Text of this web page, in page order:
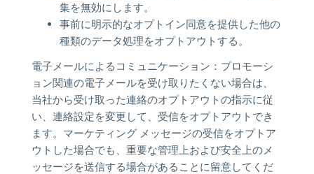
集を無効にします。
事前に明示的なオプトイン同意を提供した他の
種類のデータ処理をオプトアウトする。
電子メールによるコミュニケーション：プロモーシ
ョン関連の電子メールを受け取りたくない場合は、
当社から受け取った連絡のオプトアウトの指示に従
い、連絡設定を変更して、受信をオプトアウトでき
ます。マーケティング メッセージの受信をオプトア
ウトした場合でも、重要な管理上および安全上のメ
ッセージを送信する場合があることに留意してくだ